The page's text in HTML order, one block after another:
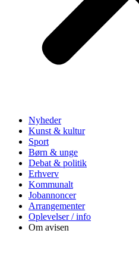
Nyheder
Kunst & kultur
Sport
Børn & unge
Debat & politik
Erhverv
Kommunalt
Jobannoncer
Arrangementer
Oplevelser / info
Om avisen